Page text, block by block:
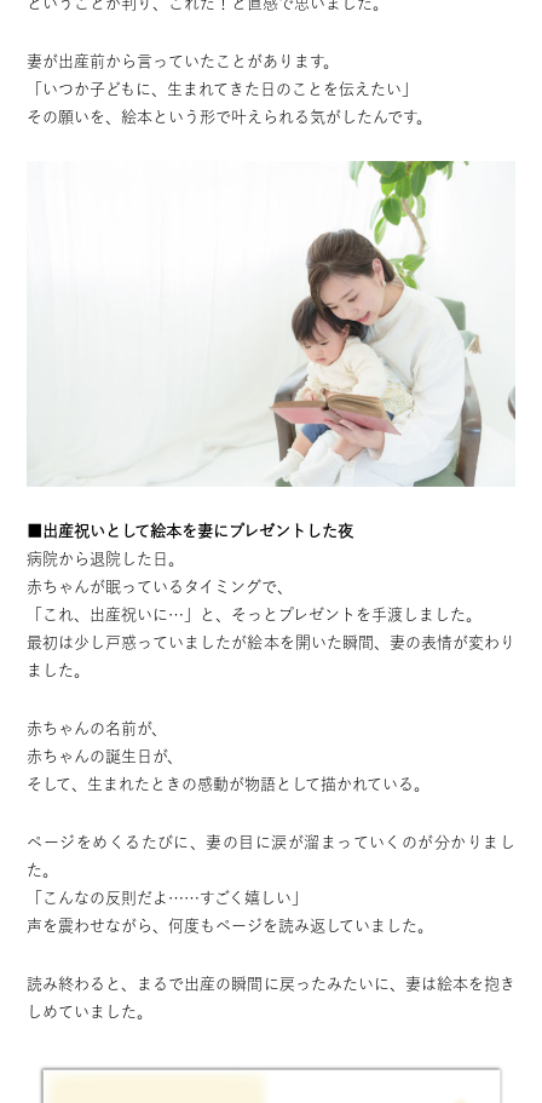
妻が出産前から言っていたことがあります。
「いつか子どもに、生まれてきた日のことを伝えたい」
その願いを、絵本という形で叶えられる気がしたんです。
■出産祝いとして絵本を妻にプレゼントした夜
病院から退院した日。
赤ちゃんが眠っているタイミングで、
「これ、出産祝いに…」と、そっとプレゼントを手渡しました。
最初は少し戸惑っていましたが絵本を開いた瞬間、妻の表情が変わり
ました。
赤ちゃんの名前が、
赤ちゃんの誕生日が、
そして、生まれたときの感動が物語として描かれている。
ページをめくるたびに、妻の目に涙が溜まっていくのが分かりまし
た。
「こんなの反則だよ……すごく嬉しい」
声を震わせながら、何度もページを読み返していました。
読み終わると、まるで出産の瞬間に戻ったみたいに、妻は絵本を抱き
しめていました。